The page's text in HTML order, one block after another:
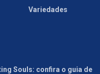
Variedades
Souls: confira o guia de